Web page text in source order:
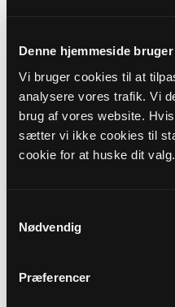
Denne hjemmeside
Vi bruger cookies til at
analysere vores trafik. Vi
brug af vores website.
sætter vi ikke cookies til
cookie for at huske dit valg.
Nødvendig
Præferencer
8585